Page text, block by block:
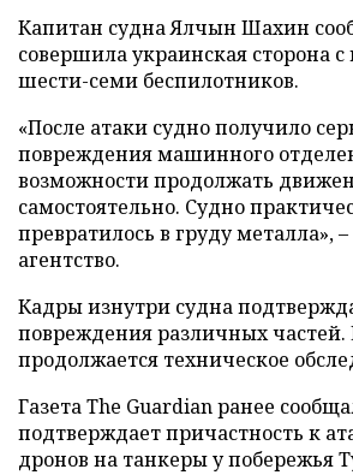
Капитан судна Ялчын Шахин
совершила украинская сторона
шести-семи беспилотников.
«После атаки судно получило
повреждения машинного
возможности продолжать
самостоятельно. Судно
превратилось в груду металла»,
агентство.
Кадры изнутри судна
повреждения различных частей.
продолжается техническое
Газета The Guardian ранее
подтверждает причастность к
дронов на танкеры у побережья